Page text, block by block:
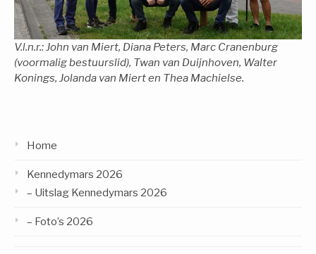
V.l.n.r.: John van Miert, Diana Peters, Marc Cranenburg
(voormalig bestuurslid), Twan van Duijnhoven, Walter
Konings, Jolanda van Miert en Thea Machielse.
Home
Kennedymars 2026
– Uitslag Kennedymars 2026
– Foto’s 2026